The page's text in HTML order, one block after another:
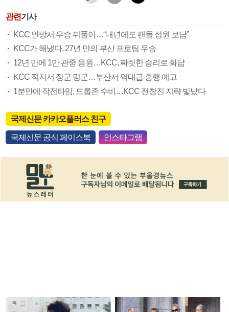
관련기사
KCC 안방서 우승 뒤풀이…“내년에도 팬들 성원 보답”
KCC가 해냈다, 27년 만의 부산 프로팀 우승
12년 만에 1만 관중 응원…KCC, 짜릿한 승리로 화답
KCC 적지서 장군 멍군…부산서 역대급 흥행 예고
1분만에 작전타임, 드롭존 수비…KCC 전창진 지략 빛났다
국제신문 카카오플러스 친구
국제신문 공식 페이스북 인스타그램